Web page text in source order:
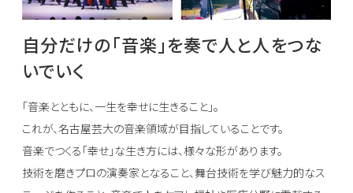
自分だけの「音楽」を奏で人と人をつな
いでいく
「音楽とともに、一生を幸せに生きること」。
これが、名古屋芸大の音楽領域が目指していることです。
音楽でつくる「幸せ」な生き方には、様々な形があります。
技術を磨きプロの演奏家となること、舞台技術を学び魅力的なス